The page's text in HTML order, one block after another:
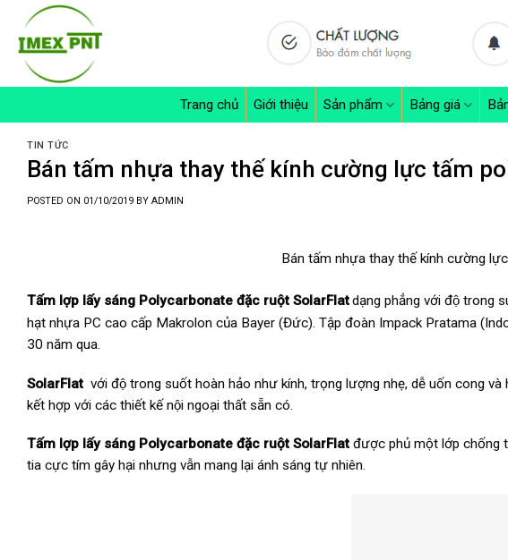
content
Trang chủ Giới thiệu Sản phẩm Bảng giá
TIN TỨC
Bán tấm nhựa thay thế kính cường lực tấm
POSTED ON 01/10/2019 BY ADMIN
Bán tấm nhựa thay thế kính cường
Tấm lợp lấy sáng Polycarbonate đặc ruột SolarFlatdạng phẳng với độ trong
hạt nhựa PC cao cấp Makrolon của Bayer (Đức). Tập đoàn Impack Pratama
30 năm qua.
SolarFlat với độ trong suốt hoàn hảo như kính, trọng lượng nhẹ, dễ uốn cong
kết hợp với các thiết kế nội ngoại thất sẵn có.
Tấm lợp lấy sáng Polycarbonate đặc ruột SolarFlat được phủ một lớp chống
tia cực tím gây hại nhưng vẫn mang lại ánh sáng tự nhiên.